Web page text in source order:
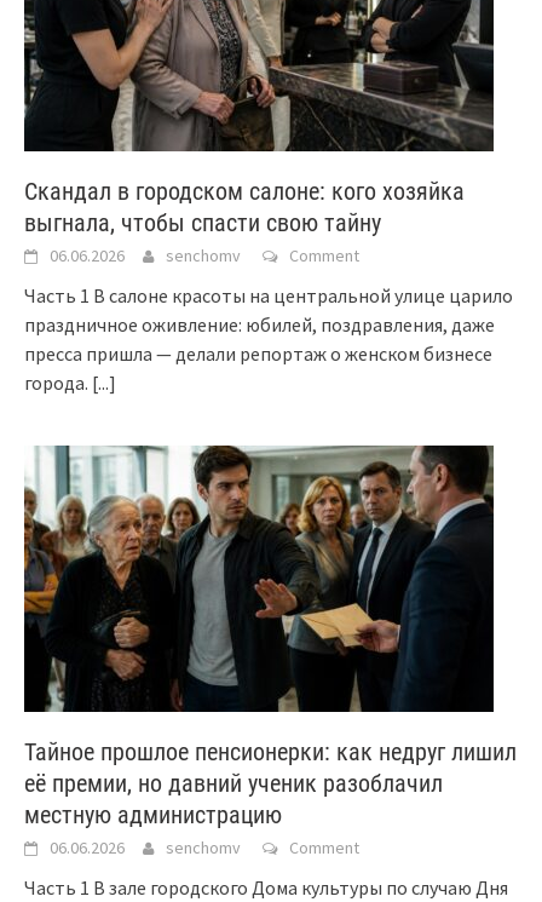
Скандал в городском салоне: кого хозяйка
выгнала, чтобы спасти свою тайну
06.06.2026 senchomv Comment
Часть 1 В салоне красоты на центральной улице царило
праздничное оживление: юбилей, поздравления, даже
пресса пришла — делали репортаж о женском бизнесе
города. [...]
Тайное прошлое пенсионерки: как недруг лишил
её премии, но давний ученик разоблачил
местную администрацию
06.06.2026 senchomv Comment
Часть 1 В зале городского Дома культуры по случаю Дня